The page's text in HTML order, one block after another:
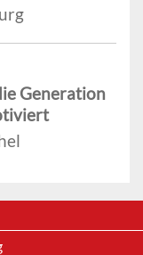
Generation